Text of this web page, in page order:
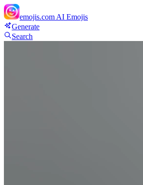
emojis.com AI Emojis
Generate
Search